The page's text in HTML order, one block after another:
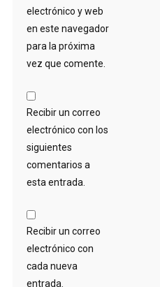
electrónico y web
en este navegador
para la próxima
vez que comente.
Recibir un correo
electrónico con los
siguientes
comentarios a
esta entrada.
Recibir un correo
electrónico con
cada nueva
entrada.